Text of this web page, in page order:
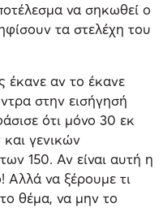
να σηκωθεί ο
τα στελέχη του
έκανε αν το έκανε
στην εισήγησή
ότι μόνο 30 εκ
γενικών
150. Αν είναι αυτή η
Αλλά να ξέρουμε τι
θέμα, να μην το